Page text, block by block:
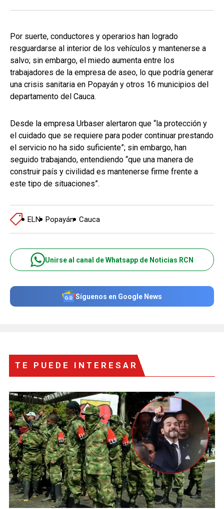
Por suerte, conductores y operarios han logrado
resguardarse al interior de los vehículos y mantenerse a
salvo; sin embargo, el miedo aumenta entre los
trabajadores de la empresa de aseo, lo que podría generar
una crisis sanitaria en Popayán y otros 16 municipios del
departamento del Cauca.
Desde la empresa Urbaser alertaron que “la protección y
el cuidado que se requiere para poder continuar prestando
el servicio no ha sido suficiente”; sin embargo, han
seguido trabajando, entendiendo “que una manera de
construir país y civilidad es mantenerse firme frente a
este tipo de situaciones”.
ELN Popayán Cauca
Unirse al canal de Whatsapp de Noticias RCN
Síguenos en Google News
TE PUEDE INTERESAR